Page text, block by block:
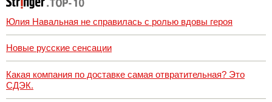
новости
Юлия Навальная не справилась с ролью вдовы героя
Новые русские сенсации
Какая компания по доставке самая отвратительная? Это
СДЭК.